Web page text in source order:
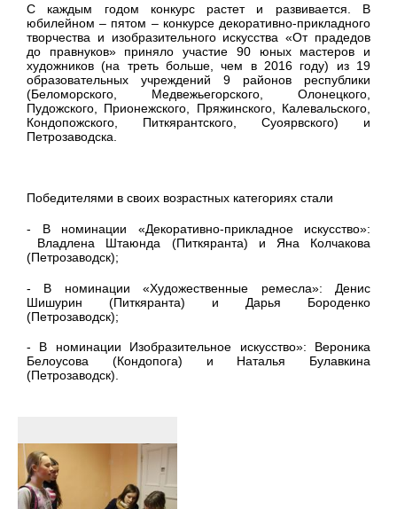
С каждым годом конкурс растет и развивается. В
юбилейном – пятом – конкурсе декоративно-прикладного
творчества и изобразительного искусства «От прадедов
до правнуков» приняло участие 90 юных мастеров и
художников (на треть больше, чем в 2016 году) из 19
образовательных учреждений 9 районов республики
(Беломорского, Медвежьегорского, Олонецкого,
Пудожского, Прионежского, Пряжинского, Калевальского,
Кондопожского, Питкярантского, Суоярвского) и
Петрозаводска.
Победителями в своих возрастных категориях стали
- В номинации «Декоративно-прикладное искусство»:
Владлена Штаюнда (Питкяранта) и Яна Колчакова
(Петрозаводск);
- В номинации «Художественные ремесла»: Денис
Шишурин (Питкяранта) и Дарья Бороденко
(Петрозаводск);
- В номинации Изобразительное искусство»: Вероника
Белоусова (Кондопога) и Наталья Булавкина
(Петрозаводск).